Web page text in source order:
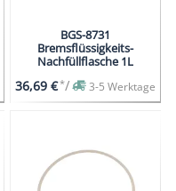
BGS-8731
Bremsflüssigkeits-
Nachfüllflasche 1L
36,69 €*/ 3-5 Werktage